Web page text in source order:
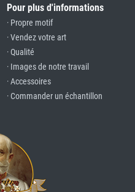
Pour plus d'informations
· Propre motif
· Vendez votre art
· Qualité
· Images de notre travail
· Accessoires
· Commander un échantillon